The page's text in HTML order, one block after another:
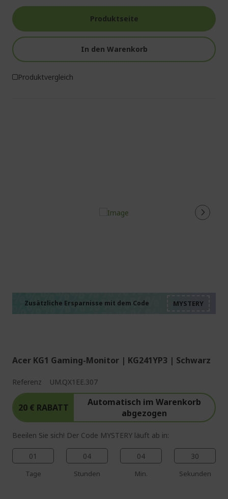
Produktseite
In den Warenkorb
Produktvergleich
Zusätzliche Ersparnisse mit dem Code
Acer KG1 Gaming-Monitor | KG241YP3 | Schwarz
Referenz UM.QX1EE.307
20 € RABATT
Automatisch im Warenkorb
abgezogen
Beeilen Sie sich! Der Code MYSTERY läuft ab in:
01
Tage
04
Stunden
04
Min.
29
Sekunden